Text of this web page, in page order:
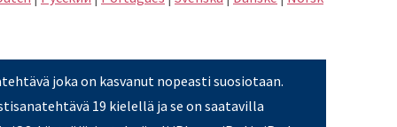
joka on kasvanut nopeasti suosiotaan.
19 kielellä ja se on saatavilla